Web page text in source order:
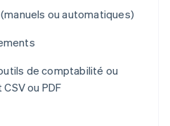
ou automatiques)
de comptabilité ou
ou PDF